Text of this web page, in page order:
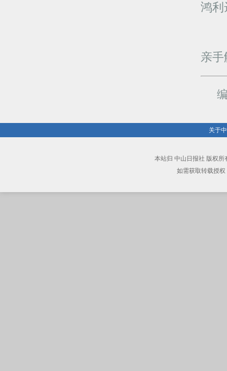
鸿利
亲
关于
本站归 中山日报社 版权
如需获取转载授权